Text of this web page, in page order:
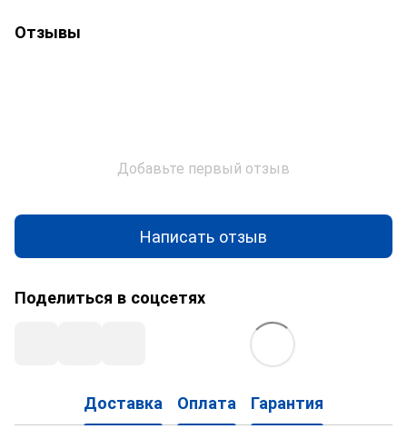
Отзывы
Добавьте первый отзыв
Написать отзыв
Поделиться в соцсетях
Доставка Оплата Гарантия